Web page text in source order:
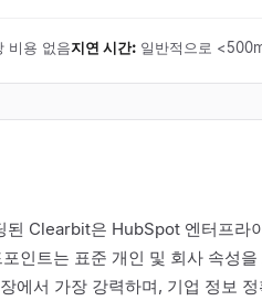
비용 없음지연 시간: 일반적으로
Clearbit은 HubSpot 엔터프라
인트는 표준 개인 및 회사 속성
에서 가장 강력하며, 기업 정보